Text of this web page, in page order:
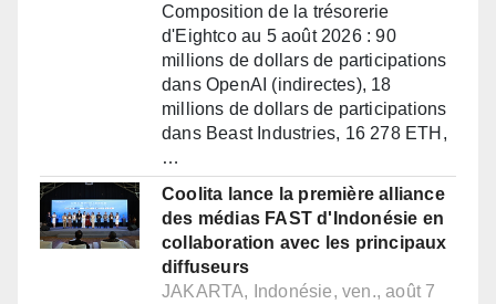
Composition de la trésorerie
d'Eightco au 5 août 2026 : 90
millions de dollars de participations
dans OpenAI (indirectes), 18
millions de dollars de participations
dans Beast Industries, 16 278 ETH,
…
Coolita lance la première alliance
des médias FAST d'Indonésie en
collaboration avec les principaux
diffuseurs
JAKARTA, Indonésie, ven., août 7